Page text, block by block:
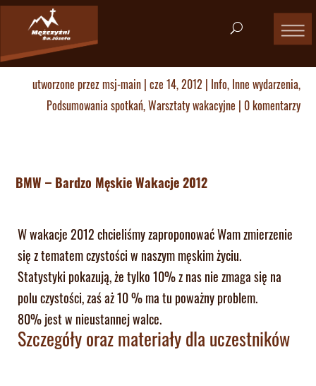
utworzone przezmsj-main| cze 14, 2012 | Info, Inne wydarzenia,
Podsumowania spotkań,Warsztaty wakacyjne | 0 komentarzy
BMW – Bardzo Męskie Wakacje 2012
W wakacje 2012 chcieliśmy zaproponować Wam zmierzenie
się z tematem czystości w naszym męskim życiu.
Statystyki pokazują, że tylko 10% z nas nie zmaga się na
polu czystości, zaś aż 10 % ma tu poważny problem.
80% jest w nieustannej walce.
Szczegóły oraz materiały dla uczestników